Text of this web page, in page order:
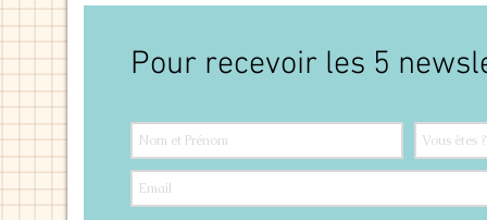
Pour recevoir les 5